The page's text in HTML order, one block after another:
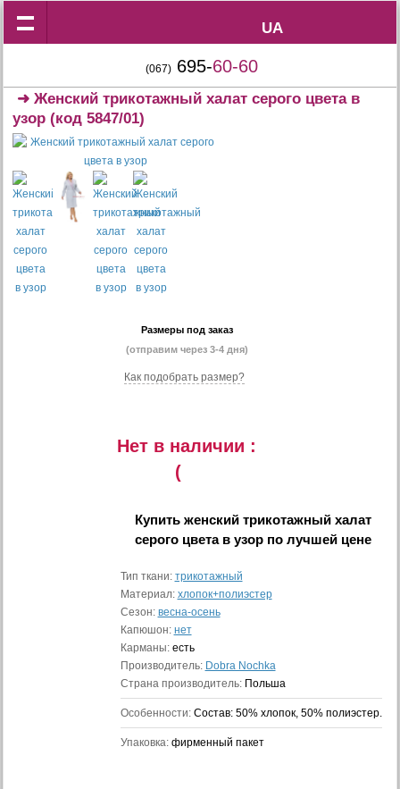
UA
UA
(067) 695-60-60
➜Женский трикотажный халат серого цвета в
узор (код 5847/01)
Размеры под заказ
(отправим через 3-4 дня)
Как подобрать размер?
Нет в наличии :
(
Купитьженский трикотажный халат
серого цвета в узор по лучшей цене
Тип ткани: трикотажный
Материал: хлопок+полиэстер
Сезон: весна-осень
Капюшон: нет
Карманы: есть
Производитель: Dobra Nochka
Страна производитель: Польша
Особенности: Состав: 50% хлопок, 50% полиэстер.
Упаковка: фирменный пакет